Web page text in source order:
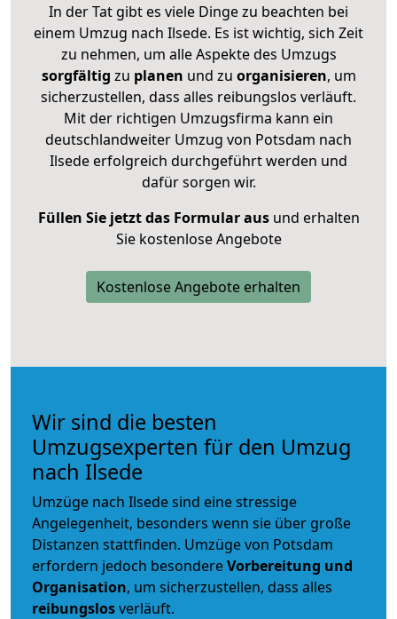
In der Tat gibt es viele Dinge zu beachten bei
einem Umzug nach Ilsede. Es ist wichtig, sich Zeit
zu nehmen, um alle Aspekte des Umzugs
sorgfältig zu planen und zu organisieren, um
sicherzustellen, dass alles reibungslos verläuft.
Mit der richtigen Umzugsfirma kann ein
deutschlandweiter Umzug von Potsdam nach
Ilsede erfolgreich durchgeführt werden und
dafür sorgen wir.
Füllen Sie jetzt das Formular ausund erhalten
Sie kostenlose Angebote
Kostenlose Angebote erhalten
Wir sind die besten
Umzugsexperten für den Umzug
nach Ilsede
Umzüge nach Ilsede sind eine stressige
Angelegenheit, besonders wenn sie über große
Distanzen stattfinden. Umzüge von Potsdam
erfordern jedoch besondereVorbereitung und
Organisation, um sicherzustellen, dass alles
reibungslosverläuft.